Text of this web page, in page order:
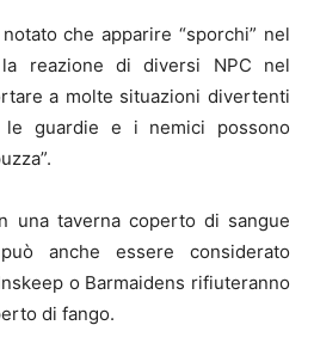
che apparire “sporchi” nel
reazione di diversi NPC nel
a molte situazioni divertenti
le guardie e i nemici possono
una taverna coperto di sangue
anche essere considerato
o Barmaidens rifiuteranno
di fango.